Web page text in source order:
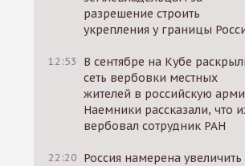
разрешение строить
укрепления у границы
12:53
В сентябре на Кубе
сеть вербовки местных
жителей в российскую
Наемники рассказали, что
вербовал сотрудник РАН
22:20 Россия намерена увеличить